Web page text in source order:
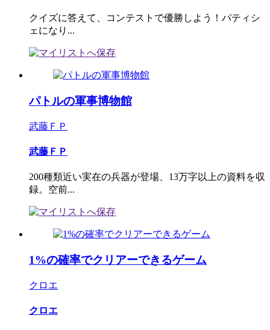
クイズに答えて、コンテストで優勝しよう！パティシ
ェになり...
パトルの軍事博物館
武藤ＦＰ
武藤ＦＰ
200種類近い実在の兵器が登場、13万字以上の資料を収
録。空前...
1%の確率でクリアーできるゲーム
クロエ
クロエ